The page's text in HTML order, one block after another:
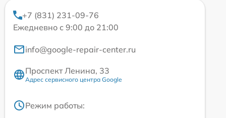
+7 (831) 231-09-76
Ежедневно с 9:00 до 21:00
info@google-repair-center.ru
Проспект Ленина, 33
Адрес сервисного центра Google
Режим работы: